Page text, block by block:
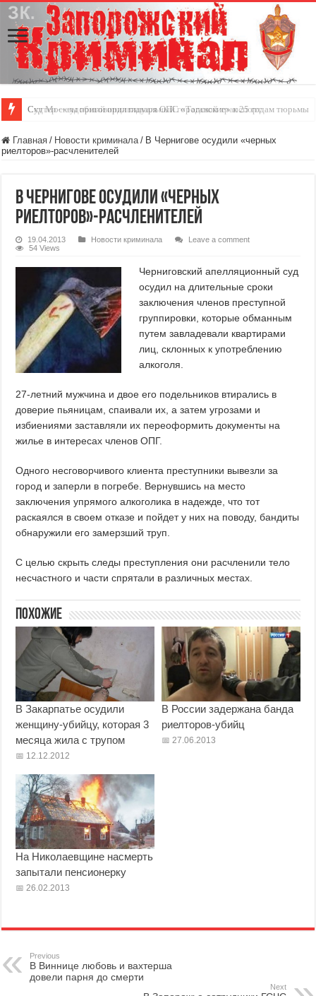
Суд Москвы приговорил главаря ОПС «Таганские» к 25 годам тюрьмы
Скутер — удобный индивидуальный городской транспорт
Главная / Новости криминала / В Чернигове осудили «черных
риелторов»-расчленителей
В Чернигове осудили «черных
риелторов»-расчленителей
19.04.2013 Новости криминала
Leave a comment
54 Views
Черниговский апелляционный суд
осудил на длительные сроки
заключения членов преступной
группировки, которые обманным
путем завладевали квартирами
лиц, склонных к употреблению
алкоголя.
27-летний мужчина и двое его подельников втирались в
доверие пьяницам, спаивали их, а затем угрозами и
избиениями заставляли их переоформить документы на
жилье в интересах членов ОПГ.
Одного несговорчивого клиента преступники вывезли за
город и заперли в погребе. Вернувшись на место
заключения упрямого алкоголика в надежде, что тот
раскаялся в своем отказе и пойдет у них на поводу, бандиты
обнаружили его замерзший труп.
С целью скрыть следы преступления они расчленили тело
несчастного и части спрятали в различных местах.
Похожие
В Закарпатье осудили
женщину-убийцу, которая 3
месяца жила с трупом
12.12.2012
В России задержана банда
риелторов-убийц
27.06.2013
На Николаевщине насмерть
запытали пенсионерку
26.02.2013
Previous
В Виннице любовь и вахтерша
довели парня до смерти
Next